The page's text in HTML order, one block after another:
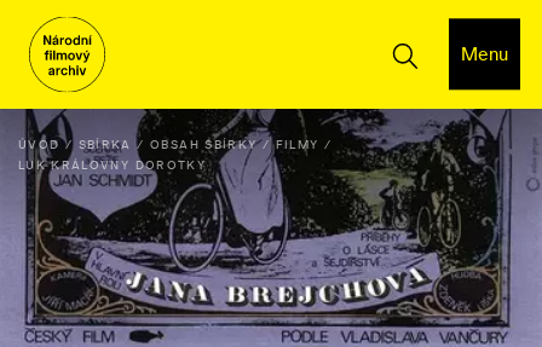
Menu
ÚVOD SBÍRKA OBSAH SBÍRKY
FILMY
LUK KRÁLOVNY DOROTKY